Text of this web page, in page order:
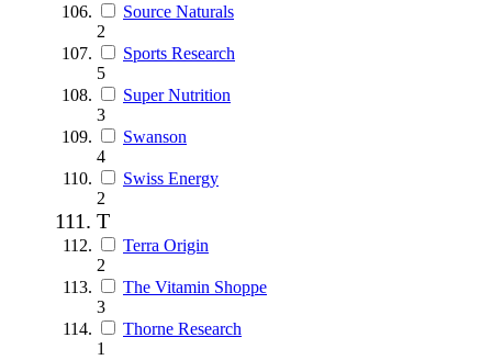
Source Naturals
2
Sports Research
5
Super Nutrition
3
Swanson
4
Swiss Energy
2
T
Terra Origin
2
The Vitamin Shoppe
3
Thorne Research
1